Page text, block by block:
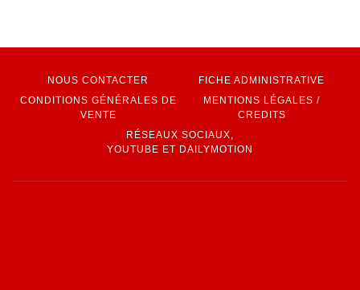
NOUS CONTACTER
FICHE ADMINISTRATIVE
CONDITIONS GÉNÉRALES DE
VENTE
MENTIONS LÉGALES /
CREDITS
RÉSEAUX SOCIAUX,
YOUTUBE ET DAILYMOTION